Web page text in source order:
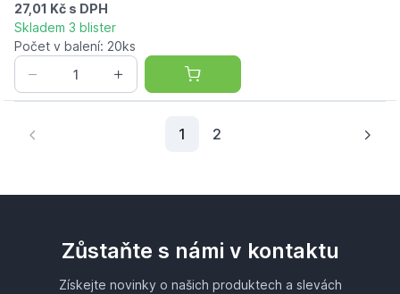
27,01 Kč s DPH
Skladem 3 blister
Počet v balení: 20ks
1 Aktuální stránka
2
Zůstaňte s námi v kontaktu
Získejte novinky o našich produktech a slevách